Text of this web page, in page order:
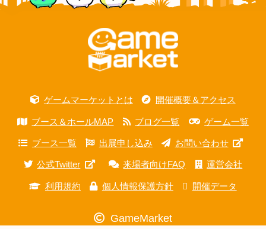
ゲームマーケットとは 開催概要＆アクセス
ブース＆ホールMAP ブログ一覧 ゲーム一覧
ブース一覧 出展申し込み お問い合わせ
公式Twitter 来場者向けFAQ 運営会社
利用規約 個人情報保護方針 開催データ
GameMarket